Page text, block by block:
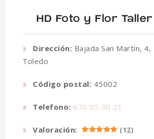
HD Foto y Flor
Dirección: Bajada San Martín,
Toledo
Código postal: 45002
Telefono: 670 05 30 21
Valoración: (12)